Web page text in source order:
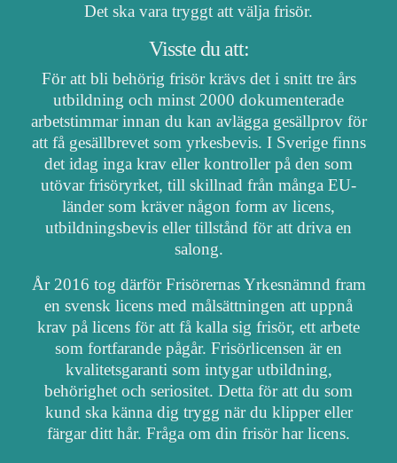
Det ska vara tryggt att välja frisör.
Visste du att:
För att bli behörig frisör krävs det i snitt tre års
utbildning och minst 2000 dokumenterade
arbetstimmar innan du kan avlägga gesällprov för
att få gesällbrevet som yrkesbevis. I Sverige finns
det idag inga krav eller kontroller på den som
utövar frisöryrket, till skillnad från många EU-
länder som kräver någon form av licens,
utbildningsbevis eller tillstånd för att driva en
salong.
År 2016 tog därför Frisörernas Yrkesnämnd fram
en svensk licens med målsättningen att uppnå
krav på licens för att få kalla sig frisör, ett arbete
som fortfarande pågår. Frisörlicensen är en
kvalitetsgaranti som intygar utbildning,
behörighet och seriositet. Detta för att du som
kund ska känna dig trygg när du klipper eller
färgar ditt hår. Fråga om din frisör har licens.